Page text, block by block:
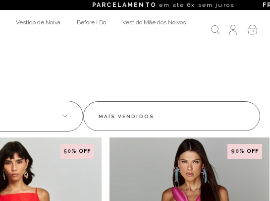
PARCELAMENTOem até 6x sem jurosFRETE GRÁTIS
Vestido de Noiva Before I Do Vestido Mãe dos Noivos
0
50% OFF 90% OFF